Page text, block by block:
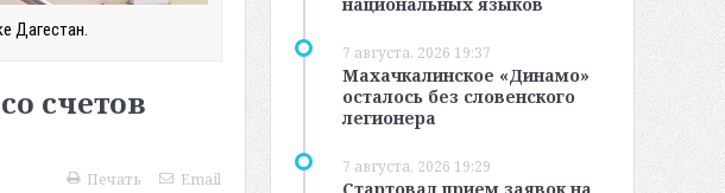
Дагестан.
счетов
Печать Email
7 августа, 2026 19:37
Махачкалинское «Динамо»
осталось без словенского
легионера
7 августа, 2026 19:29
Стартовал прием заявок на